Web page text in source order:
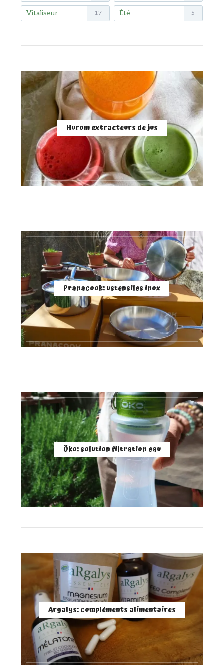
Vitaliseur 17 Été 5
Hurom extracteurs de jus
Pranacook: ustensiles inox
Öko: solution filtration eau
Argalys: compléments alimentaires